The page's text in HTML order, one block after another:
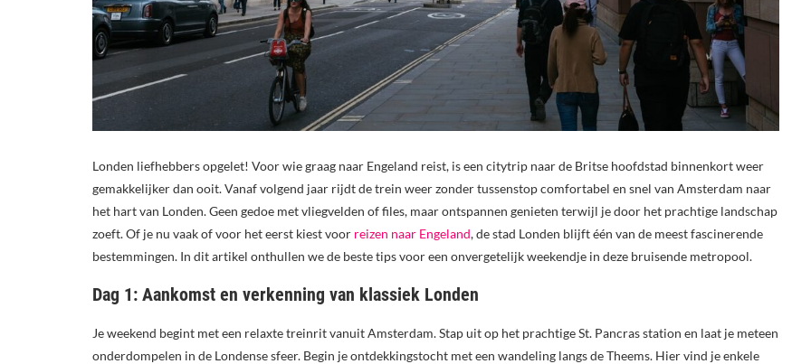
Londen liefhebbers opgelet! Voor wie graag naar Engeland reist, is een citytrip naar de Britse hoofdstad binnenkort weer
gemakkelijker dan ooit. Vanaf volgend jaar rijdt de trein weer zonder tussenstop comfortabel en snel van Amsterdam naar
het hart van Londen. Geen gedoe met vliegvelden of files, maar ontspannen genieten terwijl je door het prachtige landschap
zoeft. Of je nu vaak of voor het eerst kiest voor reizen naar Engeland, de stad Londen blijft één van de meest fascinerende
bestemmingen. In dit artikel onthullen we de beste tips voor een onvergetelijk weekendje in deze bruisende metropool.
Dag 1: Aankomst en verkenning van klassiek Londen
Je weekend begint met een relaxte treinrit vanuit Amsterdam. Stap uit op het prachtige St. Pancras station en laat je meteen
onderdompelen in de Londense sfeer. Begin je ontdekkingstocht met een wandeling langs de Theems. Hier vind je enkele